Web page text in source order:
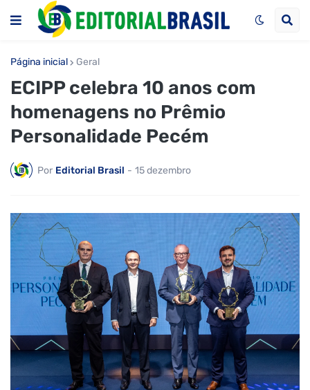
Página inicial Geral
ECIPP celebra 10 anos com
homenagens no Prêmio
Personalidade Pecém
Por Editorial Brasil - 15 dezembro